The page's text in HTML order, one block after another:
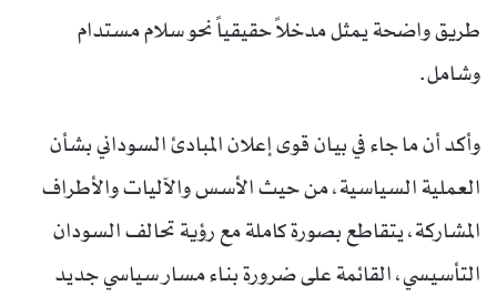
طريق واضحة يمثل مدخلاً حقيقياً نحو سلام مستدام
وشامل.
وأكد أن ما جاء في بيان قوى إعلان المبادئ السوداني بشأن
العملية السياسية، من حيث الأسس والآليات والأطراف
المشاركة، يتقاطع بصورة كاملة مع رؤية تحالف السودان
التأسيسي، القائمة على ضرورة بناء مسار سياسي جديد